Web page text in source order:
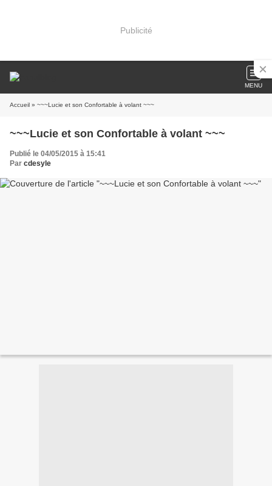
Publicité
MENU
Accueil » ~~~Lucie et son Confortable à volant ~~~
~~~Lucie et son Confortable à volant ~~~
Publié le 04/05/2015 à 15:41
Par cdesyle